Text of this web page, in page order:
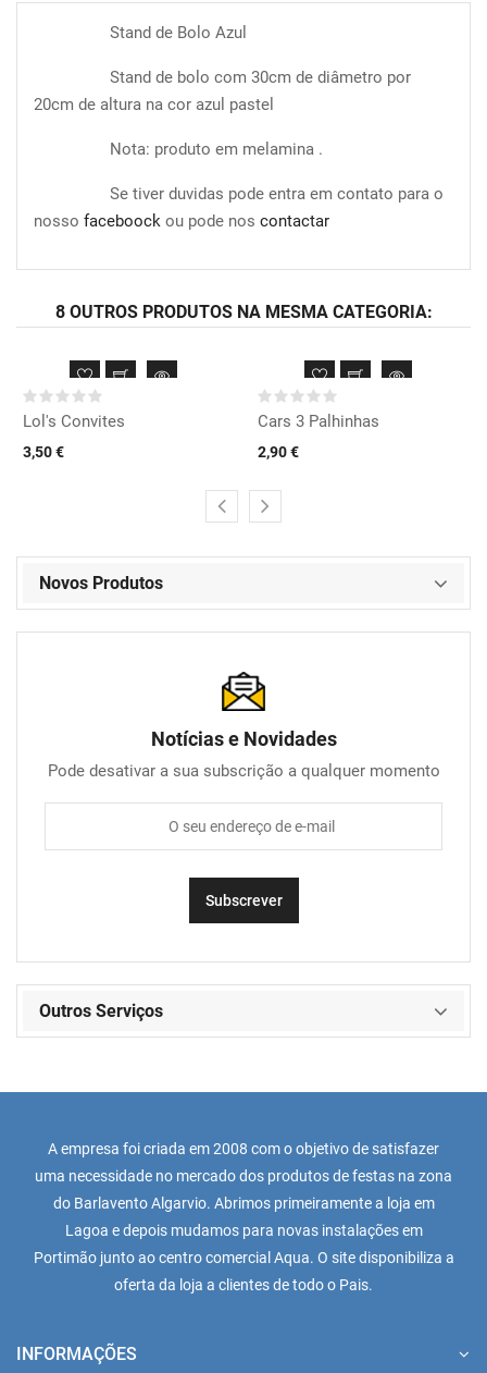
Stand de Bolo Azul
Stand de bolo com 30cm de diâmetro por
20cm de altura na cor azul pastel
Nota: produto em melamina .
Se tiver duvidas pode entra em contato para o
nosso faceboock ou pode nos contactar
8 OUTROS PRODUTOS NA MESMA CATEGORIA:
Lol's Convites
3,50 €
Cars 3 Palhinhas
2,90 €
Novos Produtos
Notícias e Novidades
Pode desativar a sua subscrição a qualquer momento
Outros Serviços
A empresa foi criada em 2008 com o objetivo de satisfazer
uma necessidade no mercado dos produtos de festas na zona
do Barlavento Algarvio. Abrimos primeiramente a loja em
Lagoa e depois mudamos para novas instalações em
Portimão junto ao centro comercial Aqua. O site disponibiliza a
oferta da loja a clientes de todo o Pais.
INFORMAÇÕES